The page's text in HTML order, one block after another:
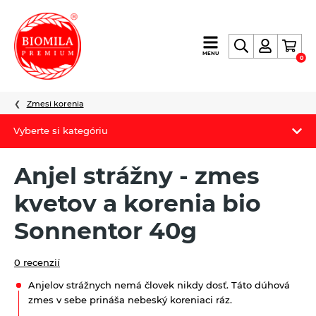
výroba
a
nielen
MENU
0
Vyberte si kategóriu
Letný Biomilatip 18% zľava
Novinky
Zmesi korenia
Anjel strážny - zmes
kvetov a korenia bio
Sonnentor 40g
0 recenzií
Anjelov strážnych nemá človek nikdy dosť. Táto dúhová
zmes v sebe prináša nebeský koreniaci ráz.